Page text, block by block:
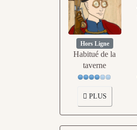
Hors Ligne
Habitué de la
taverne
PLUS